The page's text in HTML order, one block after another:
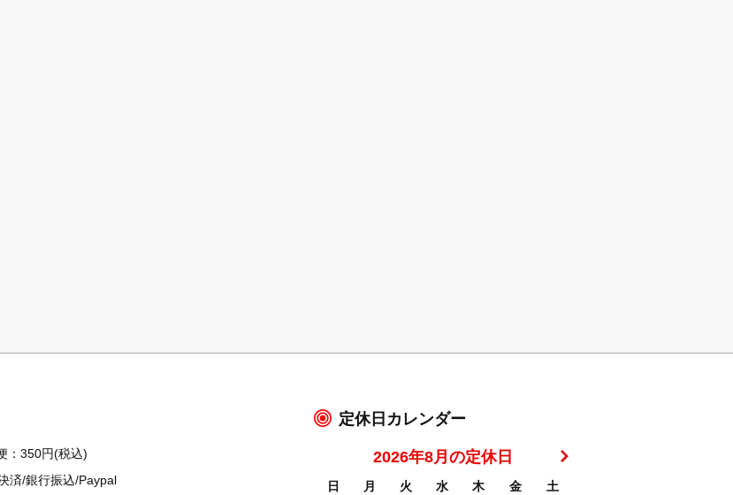
：350円(税込)
済/銀行振込/Paypal
定休日カレンダー
2026年8月の定休日
日 月 火 水 木 金
土